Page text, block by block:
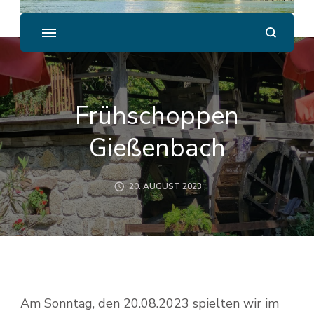
Frühschoppen
Gießenbach
20. AUGUST 2023
Am Sonntag, den 20.08.2023 spielten wir im